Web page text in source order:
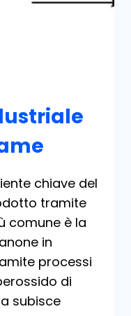
chiave del
tramite
comune è la
in
processi
di
subisce